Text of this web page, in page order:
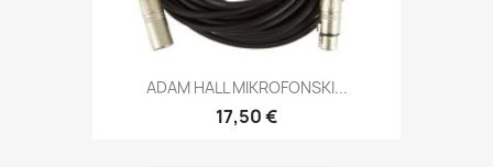
ADAM HALL MIKROFONSKI...
17,50 €